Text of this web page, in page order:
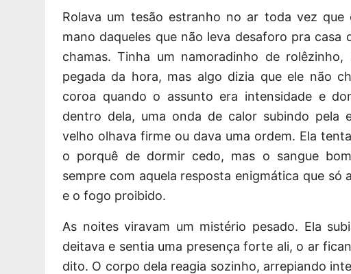
Rolava um tesão estranho no ar toda vez
mano daqueles que não leva desaforo pra casa
chamas. Tinha um namoradinho de
pegada da hora, mas algo dizia que ele não
coroa quando o assunto era intensidade e
dentro dela, uma onda de calor subindo pela
velho olhava firme ou dava uma ordem. Ela
o porquê de dormir cedo, mas o sangue
sempre com aquela resposta enigmática que só
e o fogo proibido.
As noites viravam um mistério pesado. Ela
deitava e sentia uma presença forte ali, o ar
dito. O corpo dela reagia sozinho, arrepiando